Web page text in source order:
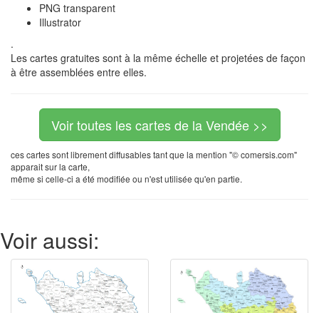
PNG transparent
Illustrator
.
Les cartes gratuites sont à la même échelle et projetées de façon
à être assemblées entre elles.
Voir toutes les cartes de la Vendée >>
ces cartes sont librement diffusables tant que la mention "© comersis.com"
apparait sur la carte,
même si celle-ci a été modifiée ou n'est utilisée qu'en partie.
Voir aussi: